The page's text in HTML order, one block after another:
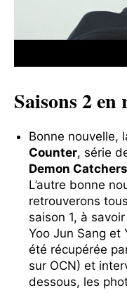
Saisons 2 en
Bonne nouvelle,
Counter, série
Demon Catchers
L’autre bonne
retrouverons
saison 1, à
Yoo Jun Sang et
été récupérée
sur OCN) et
dessous, les